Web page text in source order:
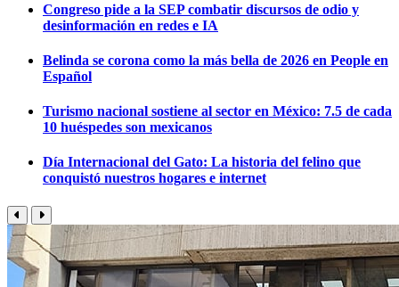
Congreso pide a la SEP combatir discursos de odio y
desinformación en redes e IA
Belinda se corona como la más bella de 2026 en People en
Español
Turismo nacional sostiene al sector en México: 7.5 de cada
10 huéspedes son mexicanos
Día Internacional del Gato: La historia del felino que
conquistó nuestros hogares e internet